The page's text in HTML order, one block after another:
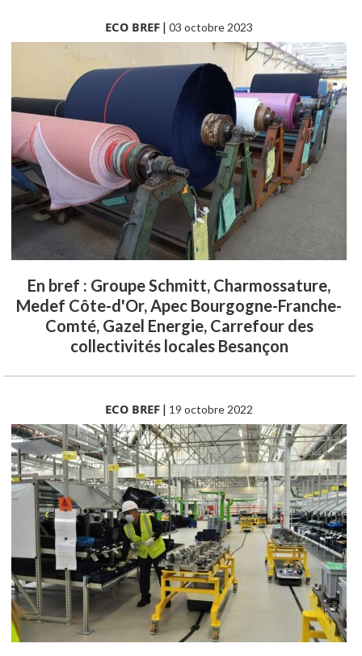
ECO BREF |03 octobre 2023
En bref : Groupe Schmitt, Charmossature,
Medef Côte-d'Or, Apec Bourgogne-Franche-
Comté, Gazel Energie, Carrefour des
collectivités locales Besançon
ECO BREF | 19 octobre 2022